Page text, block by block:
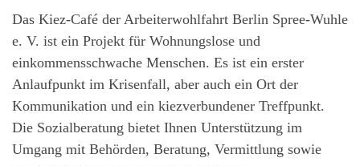
Das Kiez-Café der Arbeiterwohlfahrt Berlin Spree-Wuhle
e. V. ist ein Projekt für Wohnungslose und
einkommensschwache Menschen. Es ist ein erster
Anlaufpunkt im Krisenfall, aber auch ein Ort der
Kommunikation und ein kiezverbundener Treffpunkt.
Die Sozialberatung bietet Ihnen Unterstützung im
Umgang mit Behörden, Beratung, Vermittlung sowie